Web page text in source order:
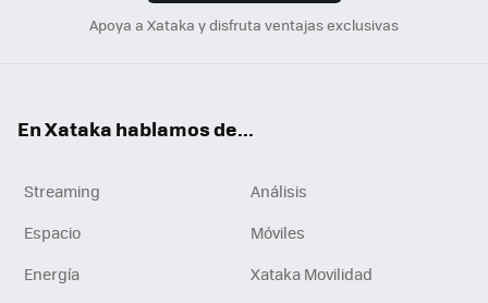
Apoya a Xataka y disfruta ventajas exclusivas
En Xataka hablamos de...
Streaming
Análisis
Espacio
Móviles
Energía
Xataka Movilidad